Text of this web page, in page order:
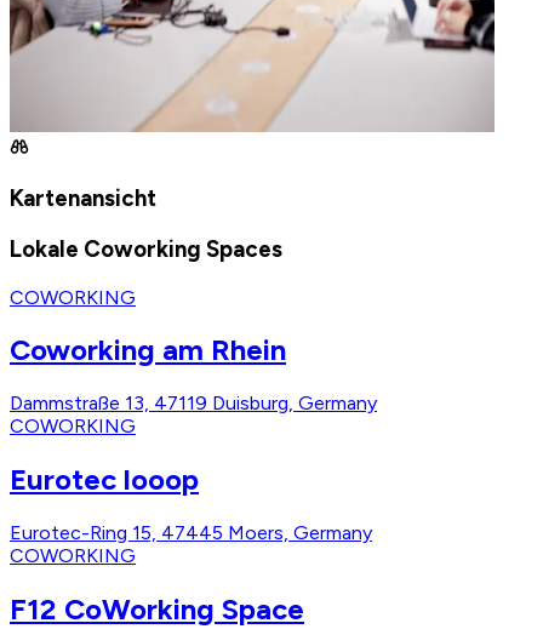
Kartenansicht
Lokale Coworking Spaces
COWORKING
Coworking am Rhein
Dammstraße 13, 47119 Duisburg, Germany
COWORKING
Eurotec looop
Eurotec-Ring 15, 47445 Moers, Germany
COWORKING
F12 CoWorking Space